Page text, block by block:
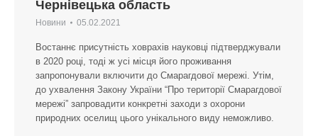
Чернівецька область
Новини 05.02.2021
Востаннє присутність ховрахів науковці підтверджували
в 2020 році, тоді ж усі місця його проживання
запропонували включити до Смарагдової мережі. Утім,
до ухвалення Закону України “Про території Смарагдової
мережі” запровадити конкретні заходи з охорони
природних оселищ цього унікального виду неможливо.